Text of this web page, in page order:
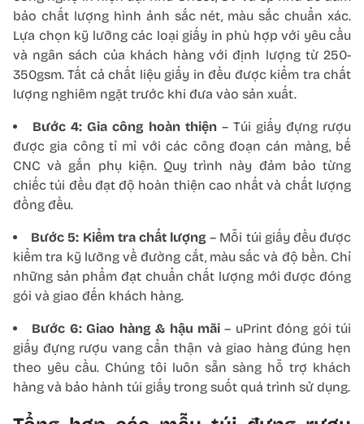
bảo chất lượng hình ảnh sắc nét, màu sắc chuẩn xác.
Lựa chọn kỹ lưỡng các loại giấy in phù hợp với yêu cầu
và ngân sách của khách hàng với định lượng từ 250-
350gsm. Tất cả chất liệu giấy in đều được kiểm tra chất
lượng nghiêm ngặt trước khi đưa vào sản xuất.
Bước 4: Gia công hoàn thiện – Túi giấy đựng rượu
được gia công tỉ mỉ với các công đoạn cán màng, bế
CNC và gắn phụ kiện. Quy trình này đảm bảo từng
chiếc túi đều đạt độ hoàn thiện cao nhất và chất lượng
đồng đều.
Bước 5: Kiểm tra chất lượng – Mỗi túi giấy đều được
kiểm tra kỹ lưỡng về đường cắt, màu sắc và độ bền. Chỉ
những sản phẩm đạt chuẩn chất lượng mới được đóng
gói và giao đến khách hàng.
Bước 6: Giao hàng & hậu mãi– uPrint đóng gói túi
giấy đựng rượu vang cẩn thận và giao hàng đúng hẹn
theo yêu cầu. Chúng tôi luôn sẵn sàng hỗ trợ khách
hàng và bảo hành túi giấy trong suốt quá trình sử dụng.